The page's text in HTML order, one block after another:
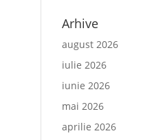
Arhive
august 2026
iulie 2026
iunie 2026
mai 2026
aprilie 2026